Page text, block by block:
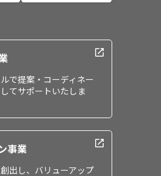
で提案・コーディネー
てサポートいたしま
事業
出し、バリューアップ